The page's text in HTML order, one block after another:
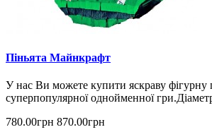
Піньята Майнкрафт
У нас Ви можете купити яскраву фігурну
суперпопулярної однойменної
780.00грн 870.00грн